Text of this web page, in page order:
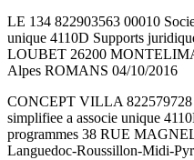
LE 134 822903563 00010
unique 4110D Supports
LOUBET 26200
Alpes ROMANS 04/10/2016
CONCEPT VILLA 822579728
simplifiee a associe unique
programmes 38 RUE
Languedoc-Roussillon-Midi-